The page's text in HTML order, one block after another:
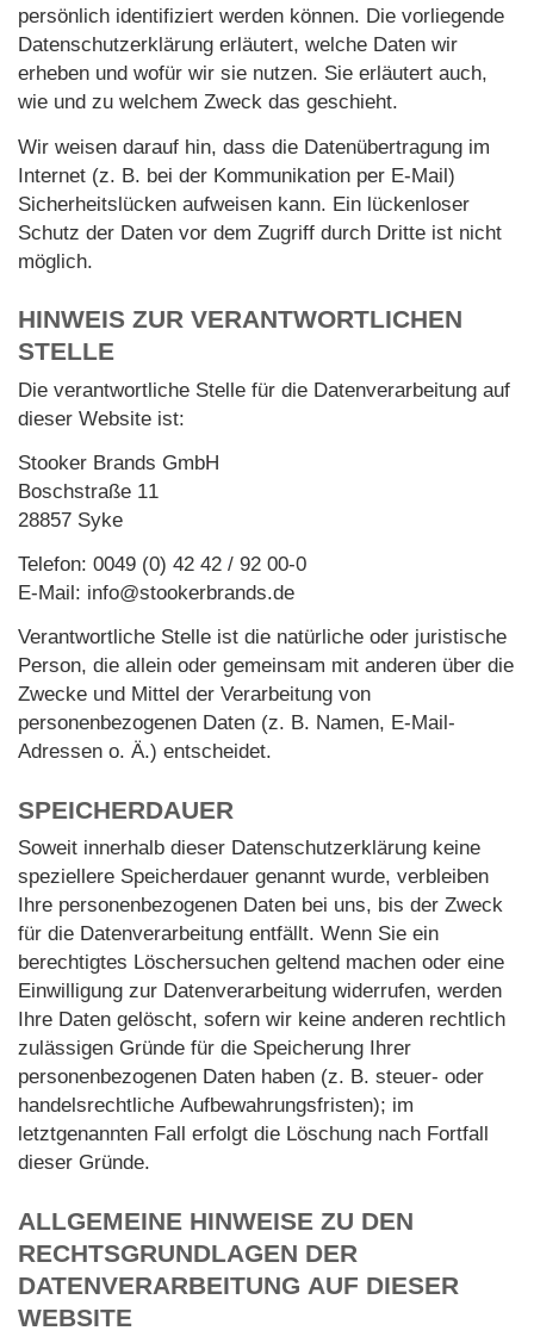
persönlich identifiziert werden können. Die vorliegende
Datenschutzerklärung erläutert, welche Daten wir
erheben und wofür wir sie nutzen. Sie erläutert auch,
wie und zu welchem Zweck das geschieht.
Wir weisen darauf hin, dass die Datenübertragung im
Internet (z. B. bei der Kommunikation per E-Mail)
Sicherheitslücken aufweisen kann. Ein lückenloser
Schutz der Daten vor dem Zugriff durch Dritte ist nicht
möglich.
HINWEIS ZUR VERANTWORTLICHEN
STELLE
Die verantwortliche Stelle für die Datenverarbeitung auf
dieser Website ist:
Stooker Brands GmbH
Boschstraße 11
28857 Syke
Telefon: 0049 (0) 42 42 / 92 00-0
E-Mail: info@stookerbrands.de
Verantwortliche Stelle ist die natürliche oder juristische
Person, die allein oder gemeinsam mit anderen über die
Zwecke und Mittel der Verarbeitung von
personenbezogenen Daten (z. B. Namen, E-Mail-
Adressen o. Ä.) entscheidet.
SPEICHERDAUER
Soweit innerhalb dieser Datenschutzerklärung keine
speziellere Speicherdauer genannt wurde, verbleiben
Ihre personenbezogenen Daten bei uns, bis der Zweck
für die Datenverarbeitung entfällt. Wenn Sie ein
berechtigtes Löschersuchen geltend machen oder eine
Einwilligung zur Datenverarbeitung widerrufen, werden
Ihre Daten gelöscht, sofern wir keine anderen rechtlich
zulässigen Gründe für die Speicherung Ihrer
personenbezogenen Daten haben (z. B. steuer- oder
handelsrechtliche Aufbewahrungsfristen); im
letztgenannten Fall erfolgt die Löschung nach Fortfall
dieser Gründe.
ALLGEMEINE HINWEISE ZU DEN
RECHTSGRUNDLAGEN DER
DATENVERARBEITUNG AUF DIESER
WEBSITE